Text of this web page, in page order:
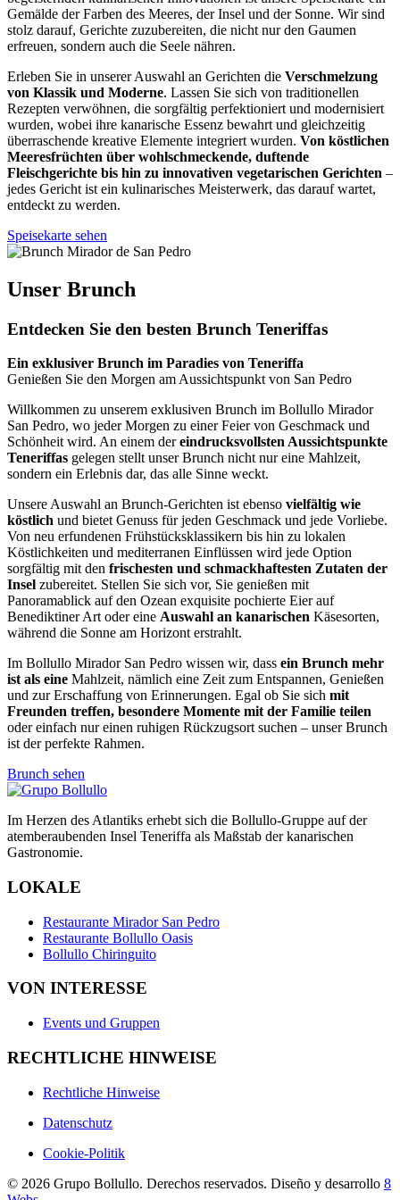
Gemälde der Farben des Meeres, der Insel und der Sonne. Wir sind
stolz darauf, Gerichte zuzubereiten, die nicht nur den Gaumen
erfreuen, sondern auch die Seele nähren.
Erleben Sie in unserer Auswahl an Gerichten die Verschmelzung
von Klassik und Moderne. Lassen Sie sich von traditionellen
Rezepten verwöhnen, die sorgfältig perfektioniert und modernisiert
wurden, wobei ihre kanarische Essenz bewahrt und gleichzeitig
überraschende kreative Elemente integriert wurden. Von köstlichen
Meeresfrüchten über wohlschmeckende, duftende
Fleischgerichte bis hin zu innovativen vegetarischen Gerichten –
jedes Gericht ist ein kulinarisches Meisterwerk, das darauf wartet,
entdeckt zu werden.
Speisekarte sehen
Unser Brunch
Entdecken Sie den besten Brunch Teneriffas
Ein exklusiver Brunch im Paradies von Teneriffa
Genießen Sie den Morgen am Aussichtspunkt von San Pedro
Willkommen zu unserem exklusiven Brunch im Bollullo Mirador
San Pedro, wo jeder Morgen zu einer Feier von Geschmack und
Schönheit wird. An einem dereindrucksvollsten Aussichtspunkte
Teneriffas gelegen stellt unser Brunch nicht nur eine Mahlzeit,
sondern ein Erlebnis dar, das alle Sinne weckt.
Unsere Auswahl an Brunch-Gerichten ist ebenso vielfältig wie
köstlich und bietet Genuss für jeden Geschmack und jede Vorliebe.
Von neu erfundenen Frühstücksklassikern bis hin zu lokalen
Köstlichkeiten und mediterranen Einflüssen wird jede Option
sorgfältig mit den frischesten und schmackhaftesten Zutaten der
Insel zubereitet. Stellen Sie sich vor, Sie genießen mit
Panoramablick auf den Ozean exquisite pochierte Eier auf
Benediktiner Art oder eine Auswahl an kanarischen Käsesorten,
während die Sonne am Horizont erstrahlt.
Im Bollullo Mirador San Pedro wissen wir, dass ein Brunch mehr
ist als eine Mahlzeit, nämlich eine Zeit zum Entspannen, Genießen
und zur Erschaffung von Erinnerungen. Egal ob Sie sich mit
Freunden treffen, besondere Momente mit der Familie teilen
oder einfach nur einen ruhigen Rückzugsort suchen – unser Brunch
ist der perfekte Rahmen.
Brunch sehen
Im Herzen des Atlantiks erhebt sich die Bollullo-Gruppe auf der
atemberaubenden Insel Teneriffa als Maßstab der kanarischen
Gastronomie.
LOKALE
Restaurante Mirador San Pedro
Restaurante Bollullo Oasis
Bollullo Chiringuito
VON INTERESSE
Events und Gruppen
RECHTLICHE HINWEISE
Rechtliche Hinweise
Datenschutz
Cookie-Politik
© 2026 Grupo Bollullo. Derechos reservados. Diseño y desarrollo 8